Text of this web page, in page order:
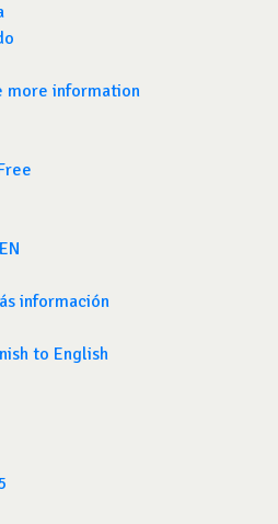
more information
información
to English